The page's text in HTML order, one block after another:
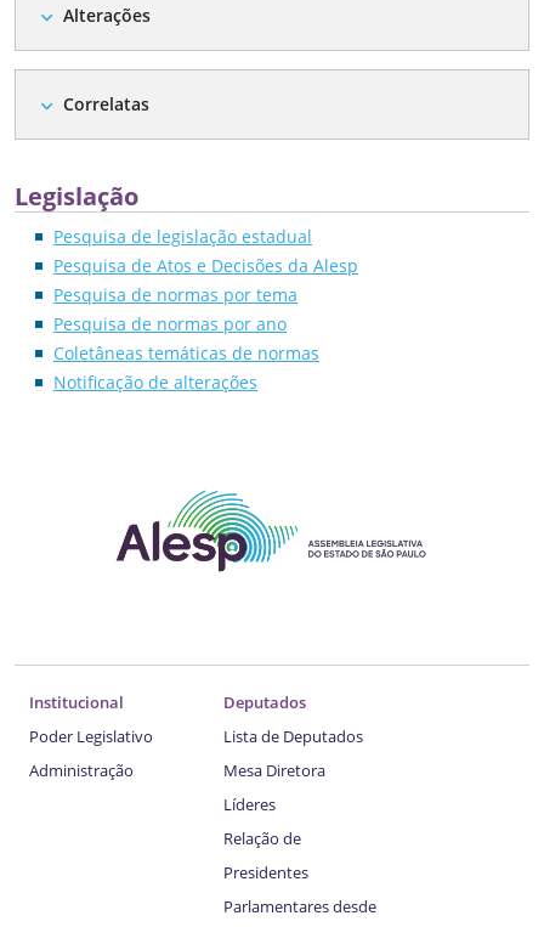
expand_more Alterações
expand_more Correlatas
Legislação
Pesquisa de legislação estadual
Pesquisa de Atos e Decisões da Alesp
Pesquisa de normas por tema
Pesquisa de normas por ano
Coletâneas temáticas de normas
Notificação de alterações
Institucional
Poder Legislativo
Administração
Deputados
Lista de Deputados
Mesa Diretora
Líderes
Relação de
Presidentes
Parlamentares desde